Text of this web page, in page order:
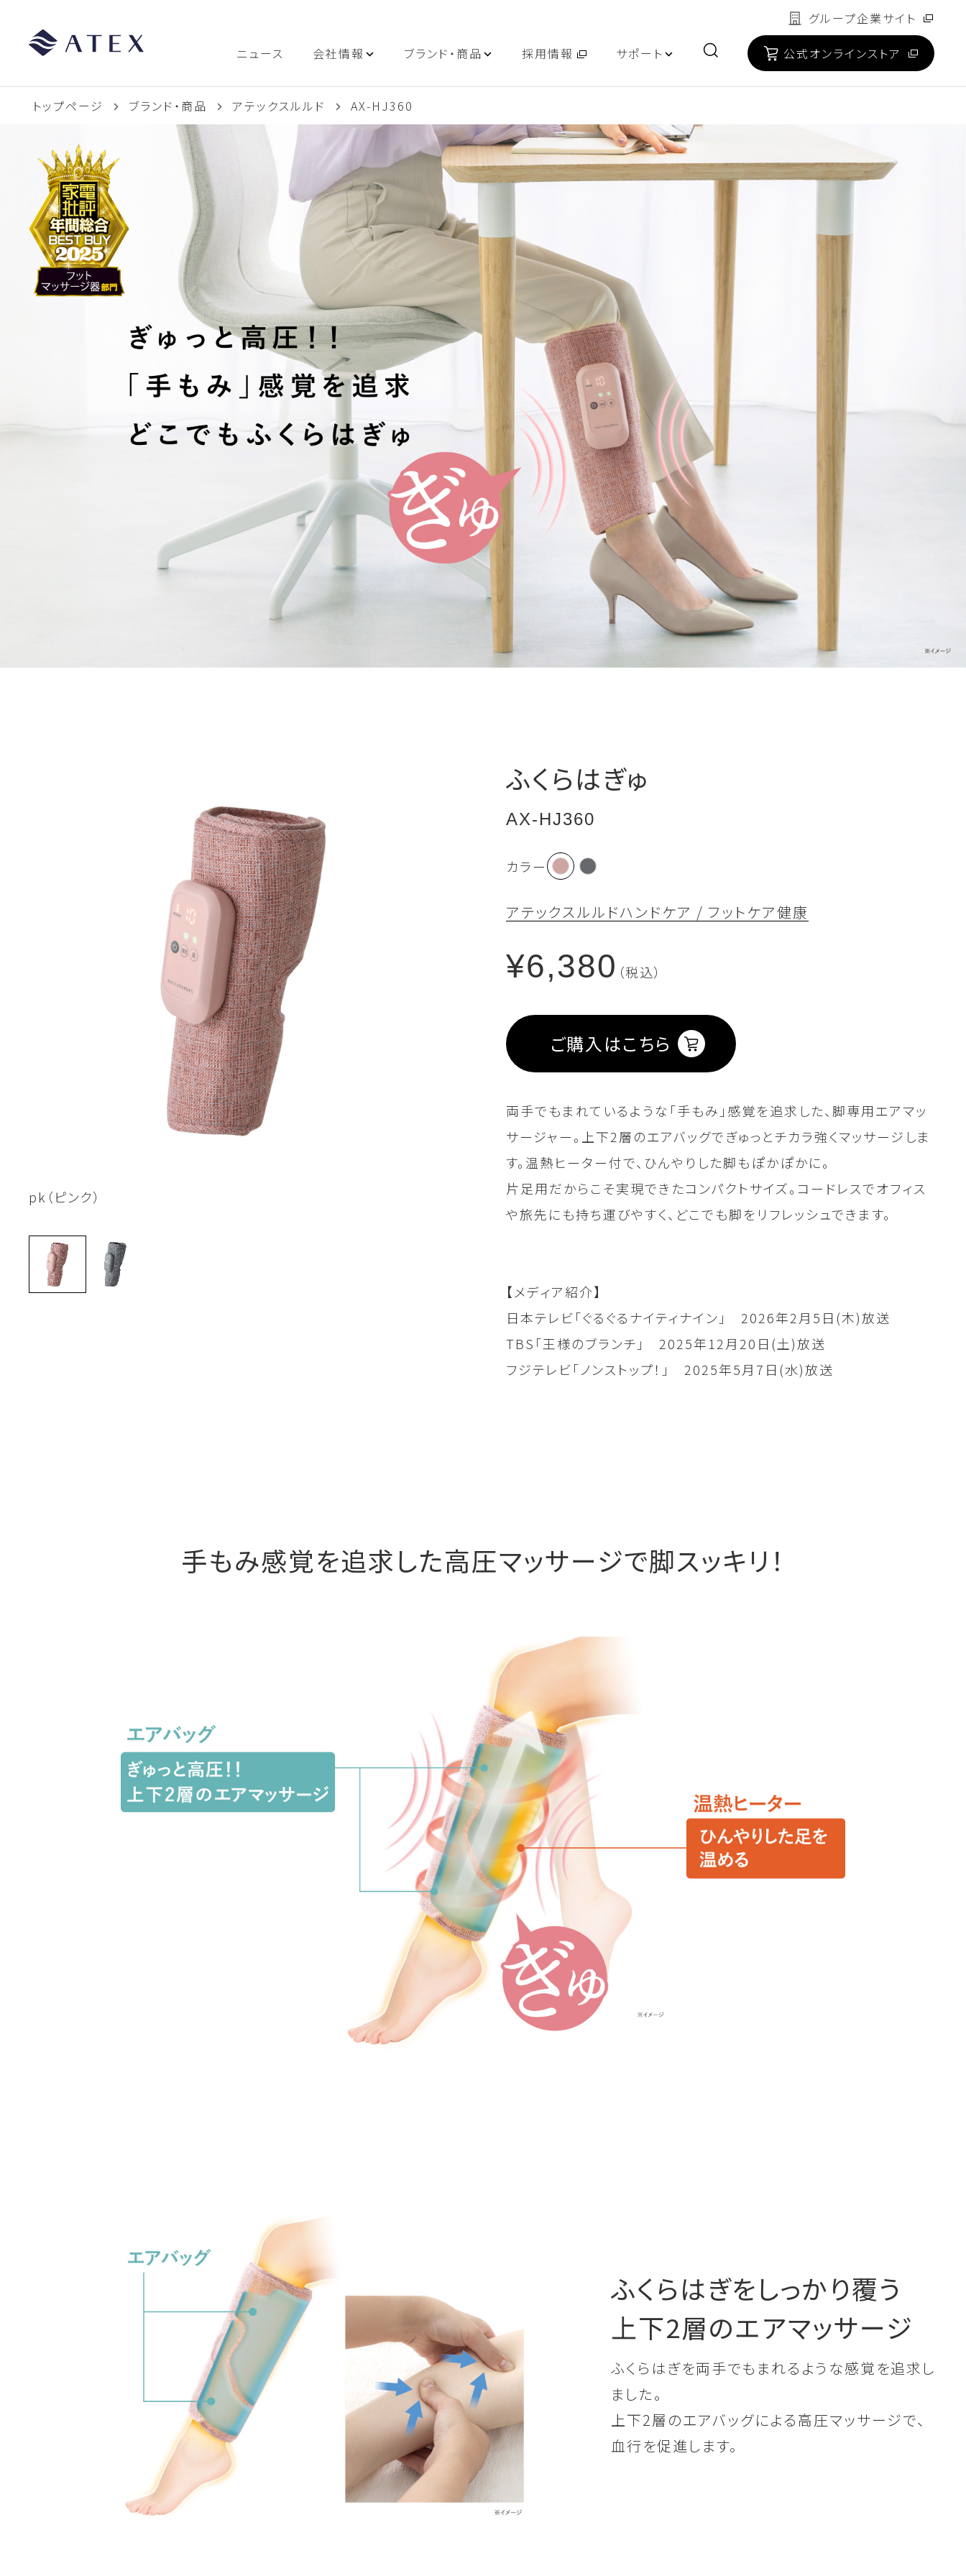
ニュース 会社情報 ブランド・商品 採用情報 サポート
グループ企業サイト
公式オンラインストア
トップページ ブランド・商品 アテックスルルド AX-HJ360
pk（ピンク） gr（グレー） pk（ピンク）
ふくらはぎゅ
AX-HJ360
カラー
アテックスルルドハンドケア / フットケア健康
¥6,380 （税込）
ご購入はこちら
両手でもまれているような「手もみ」感覚を追求した、脚専用エアマッ
サージャー。上下2層のエアバッグでぎゅっとチカラ強くマッサージしま
す。温熱ヒーター付で、ひんやりした脚もぽかぽかに。
片足用だからこそ実現できたコンパクトサイズ。コードレスでオフィス
や旅先にも持ち運びやすく、どこでも脚をリフレッシュできます。
【メディア紹介】
日本テレビ「ぐるぐるナイティナイン」 2026年2月5日(木)放送
TBS「王様のブランチ」 2025年12月20日(土)放送
フジテレビ「ノンストップ！」 2025年5月7日(水)放送
手もみ感覚を追求した高圧マッサージで脚スッキリ！
ふくらはぎをしっかり覆う
上下2層のエアマッサージ
ふくらはぎを両手でもまれるような感覚を追求し
ました。
上下2層のエアバッグによる高圧マッサージで、
血行を促進します。